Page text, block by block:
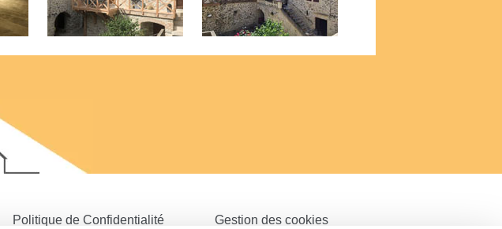
Politique de Confidentialité Gestion des cookies